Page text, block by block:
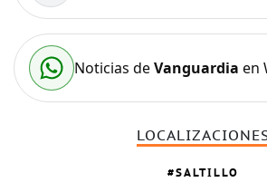
Noticias deVanguardia en
SALTILLO